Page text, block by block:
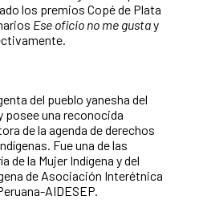
los premios Copé de Plata
Ese oficio no me gustay
del pueblo yanesha del
posee una reconocida
de la agenda de derechos
Fue una de las
de la Mujer Indígena y del
de Asociación Interétnica
AIDESEP.